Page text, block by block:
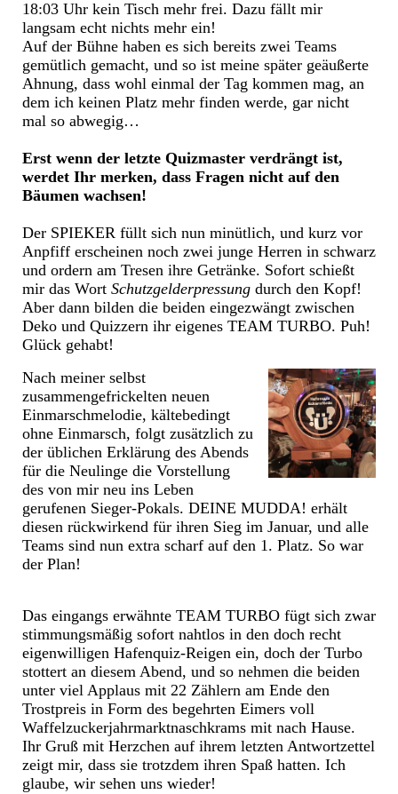
18:03 Uhr kein Tisch mehr frei. Dazu fällt mir
langsam echt nichts mehr ein!
Auf der Bühne haben es sich bereits zwei Teams
gemütlich gemacht, und so ist meine später geäußerte
Ahnung, dass wohl einmal der Tag kommen mag, an
dem ich keinen Platz mehr finden werde, gar nicht
mal so abwegig…
Erst wenn der letzte Quizmaster verdrängt ist,
werdet Ihr merken, dass Fragen nicht auf den
Bäumen wachsen!
Der SPIEKER füllt sich nun minütlich, und kurz vor
Anpfiff erscheinen noch zwei junge Herren in schwarz
und ordern am Tresen ihre Getränke. Sofort schießt
mir das Wort Schutzgelderpressung durch den Kopf!
Aber dann bilden die beiden eingezwängt zwischen
Deko und Quizzern ihr eigenes TEAM TURBO. Puh!
Glück gehabt!
Nach meiner selbst
zusammengefrickelten neuen
Einmarschmelodie, kältebedingt
ohne Einmarsch, folgt zusätzlich zu
der üblichen Erklärung des Abends
für die Neulinge die Vorstellung
des von mir neu ins Leben
gerufenen Sieger-Pokals. DEINE MUDDA! erhält
diesen rückwirkend für ihren Sieg im Januar, und alle
Teams sind nun extra scharf auf den 1. Platz. So war
der Plan!
Das eingangs erwähnte TEAM TURBO fügt sich zwar
stimmungsmäßig sofort nahtlos in den doch recht
eigenwilligen Hafenquiz-Reigen ein, doch der Turbo
stottert an diesem Abend, und so nehmen die beiden
unter viel Applaus mit 22 Zählern am Ende den
Trostpreis in Form des begehrten Eimers voll
Waffelzuckerjahrmarktnaschkrams mit nach Hause.
Ihr Gruß mit Herzchen auf ihrem letzten Antwortzettel
zeigt mir, dass sie trotzdem ihren Spaß hatten. Ich
glaube, wir sehen uns wieder!